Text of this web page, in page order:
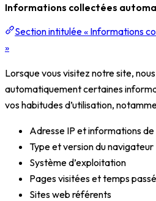
Informations collectées
Section intitulée « Informations
»
Lorsque vous visitez notre site,
automatiquement certaines
vos habitudes d’utilisation,
Adresse IP et informations
Type et version du navigateur
Système d’exploitation
Pages visitées et temps
Sites web référents